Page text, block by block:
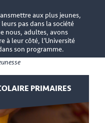
aux plus jeunes,
pas dans la société
nous, adultes, avons
à leur côté, l’Université
son programme.
PRIMAIRES